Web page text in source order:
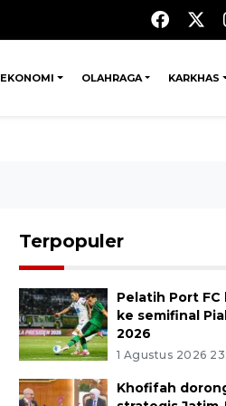
EKONOMI OLAHRAGA KARKHAS
Terpopuler
Pelatih Port
ke semifinal
2026
1 Agustus 2026
Khofifah